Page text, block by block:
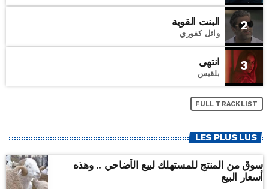
2 البنت القوية
وائل كفوري
3 انتهى
بلقيس
FULL TRACKLIST
LES PLUS LUS
سوق من المنتج للمستهلك لبيع الأضاحي .. وهذه
أسعار البيع